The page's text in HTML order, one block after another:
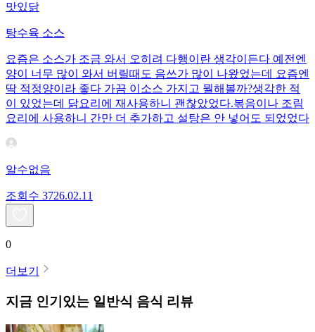
맛있닭
탕수육 소스
요즘은 소스가 조금 와서 오히려 다행이란 생각이든다 예전엔
양이 너무 많이 와서 버릴때도 음쓰가 많이 나왔었는데 요즘엔
딱 적정양이라 좋다 가끔 이소스 가지고 뭘해볼까?생각한 적
이 있었는데 닭요리에 재사용하니 괜찮았었다.볶음이나 조림
요리에 사용하니 간만 더 추가하고 설탕은 안 넣어도 되었었다
알수없음
조회수 3726.02.11
0
더보기
지금 인기있는 일반식 음식 리뷰